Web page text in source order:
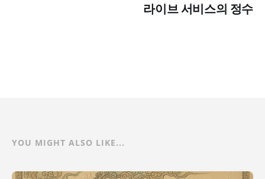
라이브 서비스의 정수
YOU MIGHT ALSO LIKE...